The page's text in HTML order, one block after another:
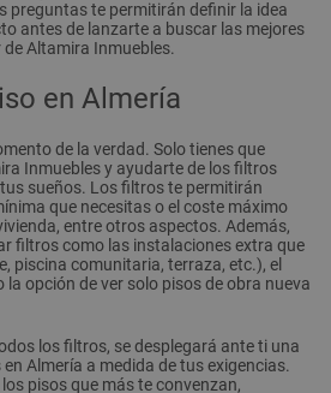
preguntas te permitirán definir la idea
antes de lanzarte a buscar las mejores
Altamira Inmuebles.
en Almería
de la verdad. Solo tienes que
Inmuebles y ayudarte de los filtros
sueños. Los filtros te permitirán
que necesitas o el coste máximo
entre otros aspectos. Además,
filtros como las instalaciones extra que
piscina comunitaria, terraza, etc.), el
opción de ver solo pisos de obra nueva
los filtros, se desplegará ante ti una
Almería a medida de tus exigencias.
pisos que más te convenzan,